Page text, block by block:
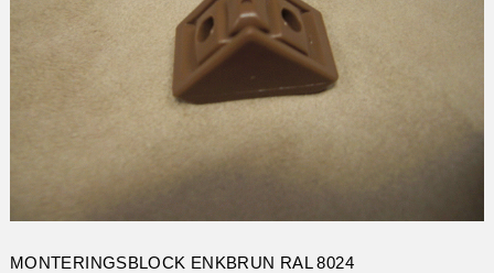
MONTERINGSBLOCK ENKBRUN RAL 8024